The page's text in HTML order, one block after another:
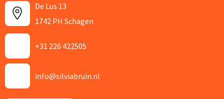
De Lus 13
1742 PH Schagen
+31 226 422505
info@silviabruin.nl